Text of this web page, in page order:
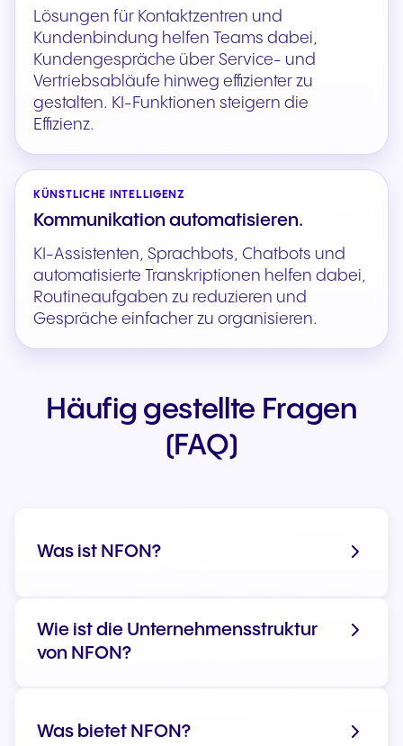
Lösungen für Kontaktzentren und
Kundenbindung helfen Teams dabei,
Kundengespräche über Service- und
Vertriebsabläufe hinweg effizienter zu
gestalten. KI-Funktionen steigern die
Effizienz.
KÜNSTLICHE INTELLIGENZ
Kommunikation automatisieren.
KI-Assistenten, Sprachbots, Chatbots und
automatisierte Transkriptionen helfen dabei,
Routineaufgaben zu reduzieren und
Gespräche einfacher zu organisieren.
Häufig gestellte Fragen
(FAQ)
Was ist NFON?
Wie ist die Unternehmensstruktur
von NFON?
Was bietet NFON?